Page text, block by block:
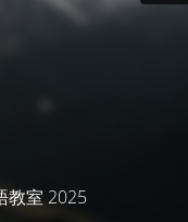
教室 2025